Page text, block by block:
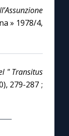
» 1978/4,
" Transitus
279-287 ;